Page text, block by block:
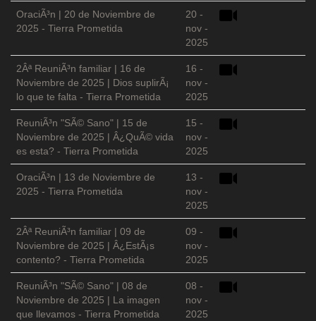
OraciÃ³n | 20 de Noviembre de
2025 - Tierra Prometida
20 -
nov -
2025
2Âª ReuniÃ³n familiar | 16 de
Noviembre de 2025 | Dios suplirÃ¡
lo que te falta - Tierra Prometida
16 -
nov -
2025
ReuniÃ³n "SÃ© Sano" | 15 de
Noviembre de 2025 | Â¿QuÃ© vida
es esta? - Tierra Prometida
15 -
nov -
2025
OraciÃ³n | 13 de Noviembre de
2025 - Tierra Prometida
13 -
nov -
2025
2Âª ReuniÃ³n familiar | 09 de
Noviembre de 2025 | Â¿EstÃ¡s
contento? - Tierra Prometida
09 -
nov -
2025
ReuniÃ³n "SÃ© Sano" | 08 de
Noviembre de 2025 | La imagen
que llevamos - Tierra Prometida
08 -
nov -
2025